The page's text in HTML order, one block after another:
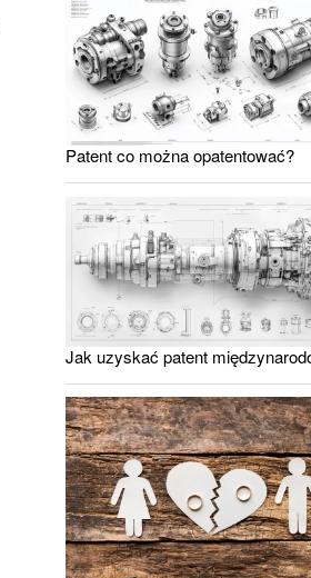
Patent co można opatentować?
Jak uzyskać patent